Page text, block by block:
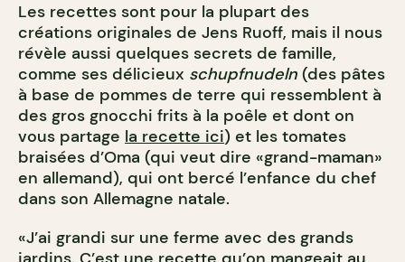
Les recettes sont pour la plupart des
créations originales de Jens Ruoff, mais il nous
révèle aussi quelques secrets de famille,
comme ses délicieux schupfnudeln (des pâtes
à base de pommes de terre qui ressemblent à
des gros gnocchi frits à la poêle et dont on
vous partage la recette ici) et les tomates
braisées d’Oma (qui veut dire «grand-maman»
en allemand), qui ont bercé l’enfance du chef
dans son Allemagne natale.
«J’ai grandi sur une ferme avec des grands